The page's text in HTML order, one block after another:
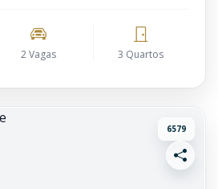
2 Vagas 3 Quartos
6579